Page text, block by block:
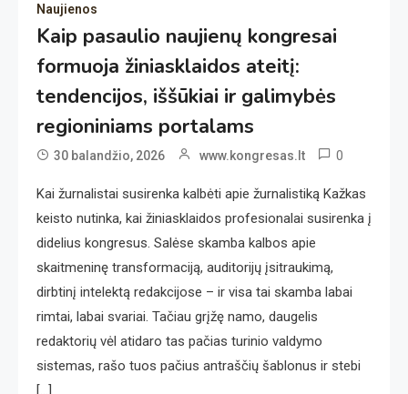
Naujienos
Kaip pasaulio naujienų kongresai
formuoja žiniasklaidos ateitį:
tendencijos, iššūkiai ir galimybės
regioniniams portalams
30 balandžio, 2026 www.kongresas.lt 0
Kai žurnalistai susirenka kalbėti apie žurnalistiką Kažkas
keisto nutinka, kai žiniasklaidos profesionalai susirenka į
didelius kongresus. Salėse skamba kalbos apie
skaitmeninę transformaciją, auditorijų įsitraukimą,
dirbtinį intelektą redakcijose – ir visa tai skamba labai
rimtai, labai svariai. Tačiau grįžę namo, daugelis
redaktorių vėl atidaro tas pačias turinio valdymo
sistemas, rašo tuos pačius antraščių šablonus ir stebi
[…]